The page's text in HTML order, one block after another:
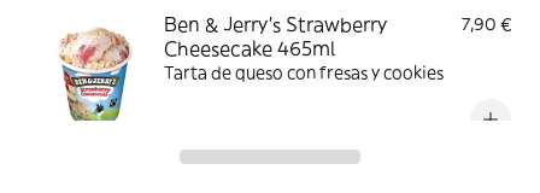
Ben & Jerry’s Strawberry
Cheesecake 465ml
7,90 €
Tarta de queso con fresas y cookies